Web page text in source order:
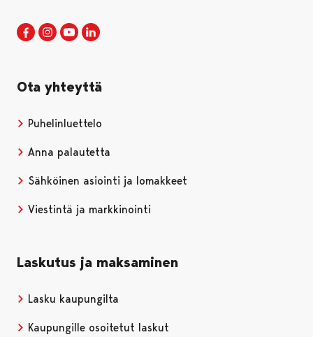
Porin kaupunki Facebookissa
Avautuu uudessa välilehdessä
Porin kaupunki Instagramissa
Avautuu uudessa välilehdessä
Porin kaupunki Youtubessa
Avautuu uudessa välilehdessä
Ota yhteyttä
Puhelinluettelo
Anna palautetta
Sähköinen asiointi ja lomakkeet
Viestintä ja markkinointi
Laskutus ja maksaminen
Lasku kaupungilta
Kaupungille osoitetut laskut